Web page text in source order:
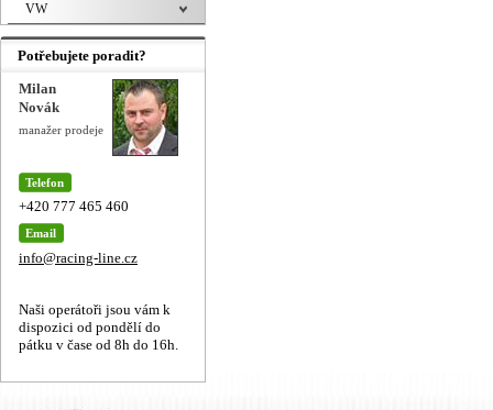
VW
Potřebujete poradit?
Milan
Novák
manažer prodeje
Telefon
+420 777 465 460
Email
info@racing-line.cz
Naši operátoři jsou vám k
dispozici od pondělí do
pátku v čase od 8h do 16h.